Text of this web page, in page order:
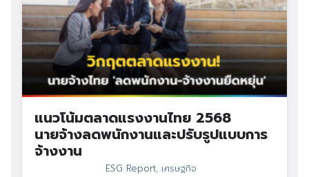
แนวโน้มตลาดแรงงานไทย 2568
นายจ้างลดพนักงานและปรับรูปแบบการ
จ้างงาน
ESG Report, เศรษฐกิจ